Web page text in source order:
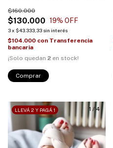
$130.000
$160.000
19% OFF
3x $43.333,33 sin interés
$104.000 con Transferencia
bancaria
¡Solo quedan 2 en stock!
Comprar
1 / 4
LLEVÁ 2 Y PAGÁ 1